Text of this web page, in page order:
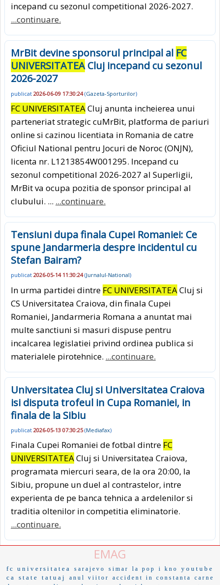
incepand cu sezonul competitional 2026-2027.
...continuare.
MrBit devine sponsorul principal al FC
UNIVERSITATEACluj incepand cu sezonul
2026-2027
publicat 2026-06-09 17:30:24(Gazeta-Sporturilor)
FC UNIVERSITATEACluj anunta incheierea unui
parteneriat strategic cuMrBit, platforma de pariuri
online si cazinou licentiata in Romania de catre
Oficiul National pentru Jocuri de Noroc (ONJN),
licenta nr. L1213854W001295. Incepand cu
sezonul competitional 2026-2027 al Superligii,
MrBit va ocupa pozitia de sponsor principal al
clubului. ... ...continuare.
Tensiuni dupa finala Cupei Romaniei: Ce
spune Jandarmeria despre incidentul cu
Stefan Bairam?
publicat 2026-05-14 11:30:24(Jurnalul-National)
In urma partidei dintre FC UNIVERSITATEACluj si
CS Universitatea Craiova, din finala Cupei
Romaniei, Jandarmeria Romana a anuntat mai
multe sanctiuni si masuri dispuse pentru
incalcarea legislatiei privind ordinea publica si
materialele pirotehnice. ...continuare.
Universitatea Cluj si Universitatea Craiova
isi disputa trofeul in Cupa Romaniei, in
finala de la Sibiu
publicat 2026-05-13 07:30:25(Mediafax)
Finala Cupei Romaniei de fotbal dintre FC
UNIVERSITATEACluj si Universitatea Craiova,
programata miercuri seara, de la ora 20:00, la
Sibiu, propune un duel al contrastelor, intre
experienta de pe banca tehnica a ardelenilor si
traditia oltenilor in competitia eliminatorie.
...continuare.
EMAG
fc universitatea sarajevo simar la pop i kno
youtube
ca
state tatuaj anul viitor accident in constanta
carne